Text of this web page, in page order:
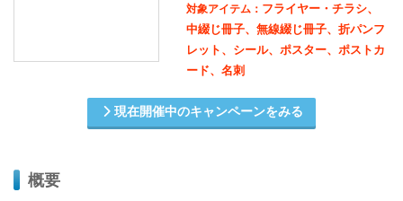
対象アイテム： フライヤー・チラシ、
中綴じ冊子、無線綴じ冊子、折パンフ
レット、シール、ポスター、ポストカ
ード、名刺
現在開催中のキャンペーンをみる
概要